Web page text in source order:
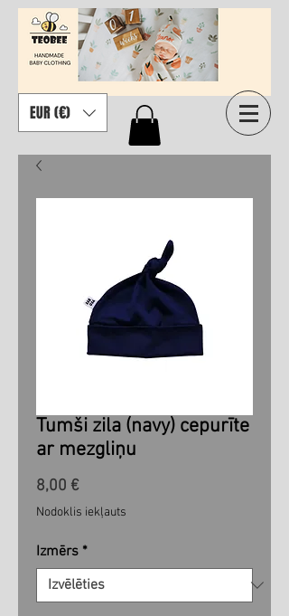
EUR (€)
Tumši zila (navy) cepurīte
ar mezgliņu
8,00 €Cena
Nodoklis iekļauts
Izmērs *